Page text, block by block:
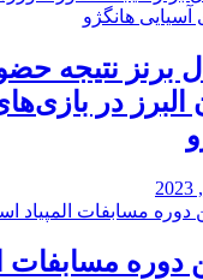
البرز در
دوره مسابفات